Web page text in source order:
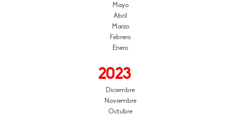
Mayo
Abril
Marzo
Febrero
Enero
2023
Diciembre
Noviembre
Octubre